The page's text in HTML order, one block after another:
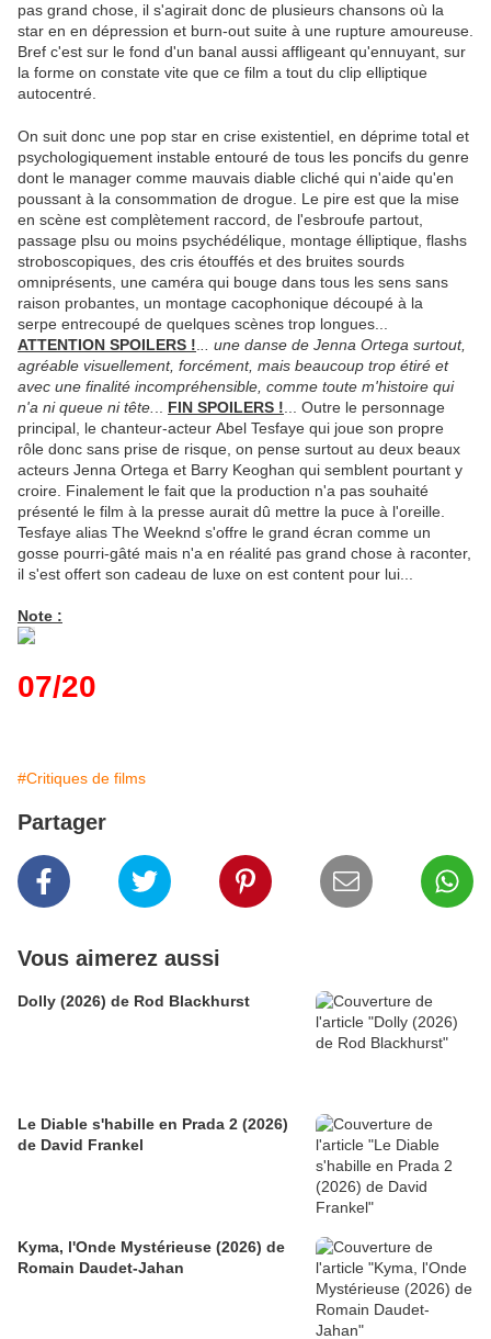
pas grand chose, il s'agirait donc de plusieurs chansons où la
star en en dépression et burn-out suite à une rupture amoureuse.
Bref c'est sur le fond d'un banal aussi affligeant qu'ennuyant, sur
la forme on constate vite que ce film a tout du clip elliptique
autocentré.
On suit donc une pop star en crise existentiel, en déprime total et
psychologiquement instable entouré de tous les poncifs du genre
dont le manager comme mauvais diable cliché qui n'aide qu'en
poussant à la consommation de drogue. Le pire est que la mise
en scène est complètement raccord, de l'esbroufe partout,
passage plsu ou moins psychédélique, montage élliptique, flashs
stroboscopiques, des cris étouffés et des bruites sourds
omniprésents, une caméra qui bouge dans tous les sens sans
raison probantes, un montage cacophonique découpé à la
serpe entrecoupé de quelques scènes trop longues...
ATTENTION SPOILERS !
.. une danse de Jenna Ortega surtout,
agréable visuellement, forcément, mais beaucoup trop étiré et
avec une finalité incompréhensible, comme toute m'histoire qui
n'a ni queue ni tête.
FIN SPOILERS ! ... Outre le personnage
principal, le chanteur-acteur Abel Tesfaye qui joue son propre
rôle donc sans prise de risque, on pense surtout au deux beaux
acteurs Jenna Ortega et Barry Keoghan qui semblent pourtant y
croire. Finalement le fait que la production n'a pas souhaité
présenté le film à la presse aurait dû mettre la puce à l'oreille.
Tesfaye alias The Weeknd s'offre le grand écran comme un
gosse pourri-gâté mais n'a en réalité pas grand chose à raconter,
il s'est offert son cadeau de luxe on est content pour lui...
Note :
07/20
#Critiques de films
Partager
Vous aimerez aussi
Dolly (2026) de Rod Blackhurst
Le Diable s'habille en Prada 2 (2026)
de David Frankel
Kyma, l'Onde Mystérieuse (2026) de
Romain Daudet-Jahan